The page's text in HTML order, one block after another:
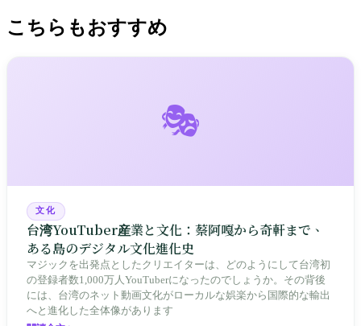
こちらもおすすめ
🎭
文化
台湾YouTuber産業と文化：蔡阿嘎から奇軒まで、
ある島のデジタル文化進化史
マジックを出発点としたクリエイターは、どのようにして台湾初
の登録者数1,000万人YouTuberになったのでしょうか。その背後
には、台湾のネット動画文化がローカルな娯楽から国際的な輸出
へと進化した全体像があります